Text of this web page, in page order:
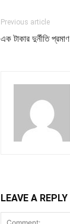
Previous article
এক টাকার দুর্নীতি
LEAVE A REPLY